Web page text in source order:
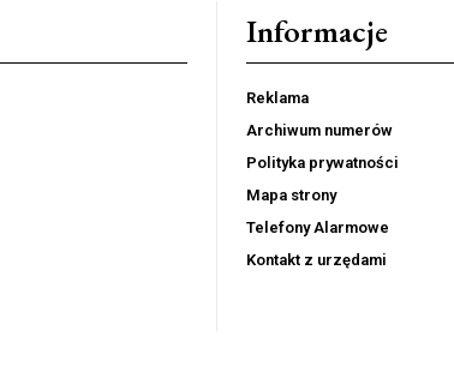
Informacje
Reklama
Archiwum numerów
Polityka prywatności
Mapa strony
Telefony Alarmowe
Kontakt z urzędami